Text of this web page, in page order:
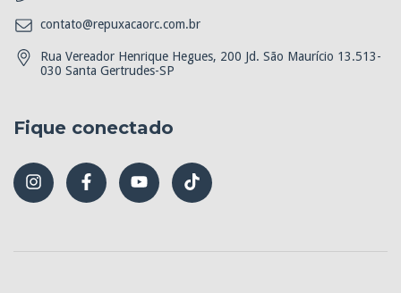
contato@repuxacaorc.com.br
Rua Vereador Henrique Hegues, 200 Jd. São Maurício 13.513-
030 Santa Gertrudes-SP
Fique conectado